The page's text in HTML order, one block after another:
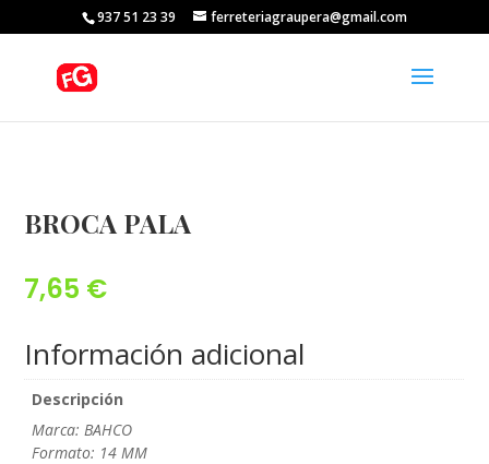
937 51 23 39 ferreteriagraupera@gmail.com
BROCA PALA
7,65 €
Información adicional
Descripción
Marca: BAHCO
Formato: 14 MM